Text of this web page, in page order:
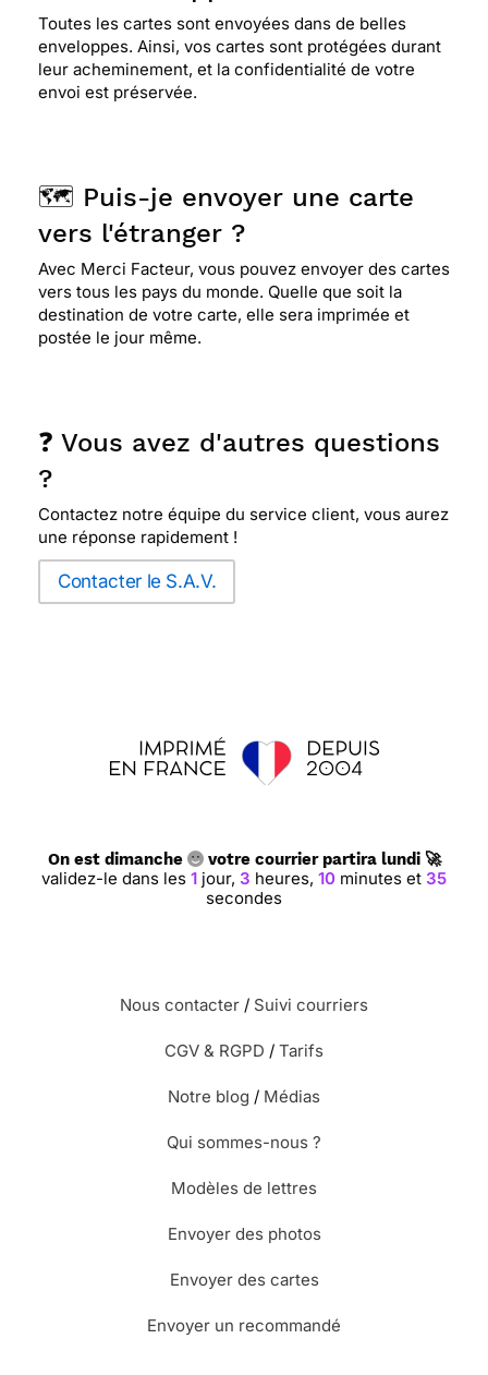
Toutes les cartes sont envoyées dans de belles
enveloppes. Ainsi, vos cartes sont protégées durant
leur acheminement, et la confidentialité de votre
envoi est préservée.
🗺️ Puis-je envoyer une carte
vers l'étranger ?
Avec Merci Facteur, vous pouvez envoyer des cartes
vers tous les pays du monde. Quelle que soit la
destination de votre carte, elle sera imprimée et
postée le jour même.
❓ Vous avez d'autres questions
?
Contactez notre équipe du service client, vous aurez
une réponse rapidement !
Contacter le S.A.V.
On est dimanche votre courrier partira lundi 🚀
validez-le dans les 1jour, 3 heures, 10minutes et 34
secondes
Nous contacter / Suivi courriers
CGV & RGPD / Tarifs
Notre blog / Médias
Qui sommes-nous ?
Modèles de lettres
Envoyer des photos
Envoyer des cartes
Envoyer un recommandé